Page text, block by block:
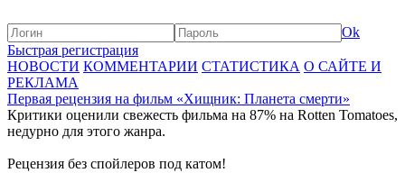
Ok
Быстрая регистрация
НОВОСТИ КОММЕНТАРИИ СТАТИСТИКА О САЙТЕ И
РЕКЛАМА
Первая рецензия на фильм «Хищник: Планета смерти»
Критики оценили свежесть фильма на 87% на Rotten Tomatoes,
недурно для этого жанра.
Рецензия без спойлеров под катом!